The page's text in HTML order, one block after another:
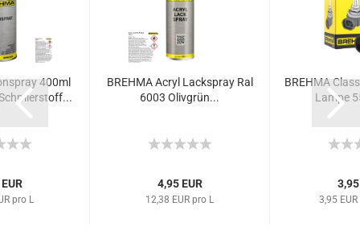
400ml
pro L
BREHMA Acryl Lackspray Ral
6003 Olivgrün...
4,95 EUR
12,38 EUR pro L
BREHMA
Lampe
3,95
3,95